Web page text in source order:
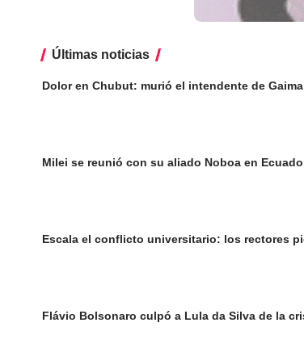
Últimas noticias
Dolor en Chubut: murió el intendente de
Milei se reunió con su aliado Noboa en
Escala el conflicto universitario: los rectores
Flávio Bolsonaro culpó a Lula da Silva de la